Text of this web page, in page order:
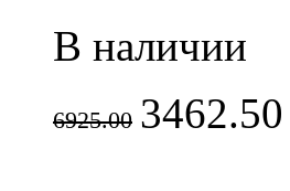
В наличии
6925.00 3462.50